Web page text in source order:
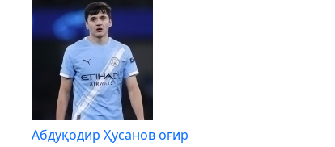
Абдуқодир Ҳусанов оғир